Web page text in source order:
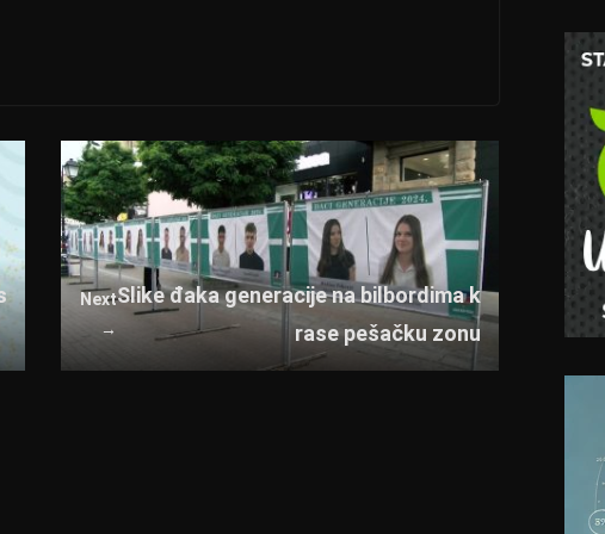
Next
→
Slike đaka generacije na bilbordima k
rase pešačku zonu